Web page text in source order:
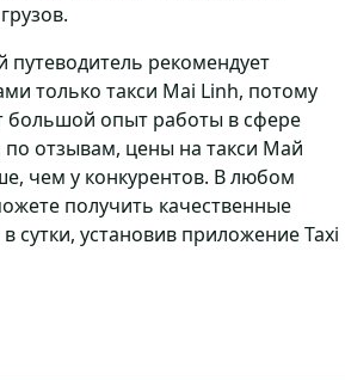
путеводитель рекомендует
только такси Mai Linh, потому
большой опыт работы в сфере
по отзывам, цены на такси Май
чем у конкурентов. В любом
получить качественные
в сутки, установив приложение Taxi